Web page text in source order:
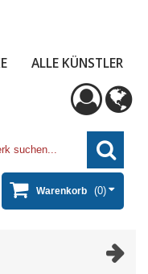
ALLE KÜNSTLER
Warenkorb (0)